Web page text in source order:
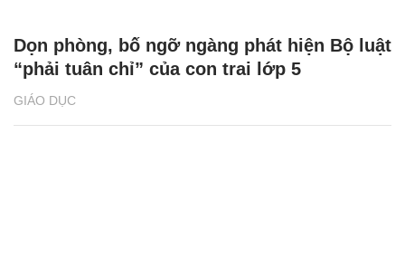
GIÁO DỤC
Dọn phòng, bố ngỡ ngàng phát hiện Bộ luật
“phải tuân chỉ” của con trai lớp 5